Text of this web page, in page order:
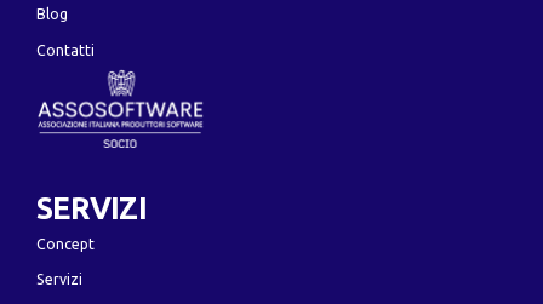
Blog
Contatti
SERVIZI
Concept
Servizi